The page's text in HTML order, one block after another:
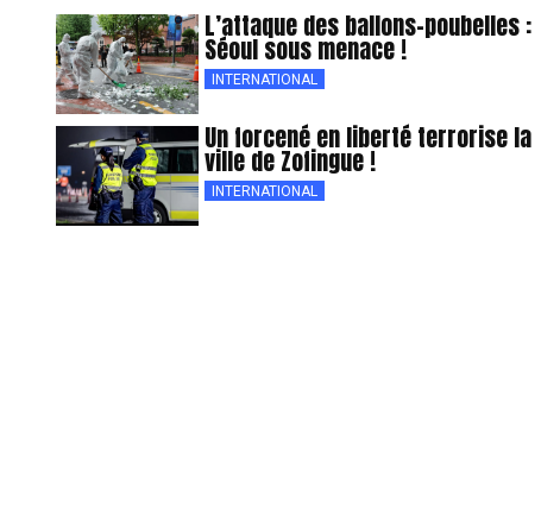
L’attaque des ballons-poubelles :
Séoul sous menace !
INTERNATIONAL
Un forcené en liberté terrorise la
ville de Zofingue !
INTERNATIONAL